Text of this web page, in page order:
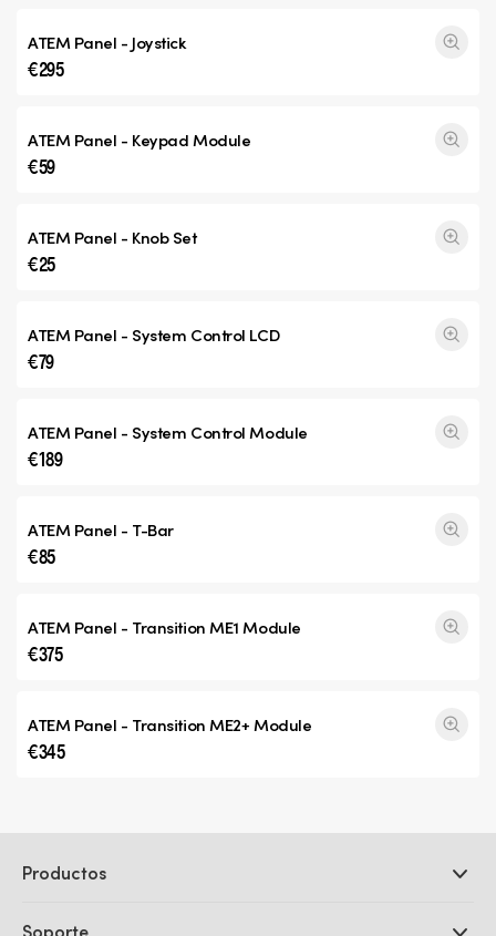
ATEM Panel - Joystick
€295
ATEM Panel - Keypad Module
€59
ATEM Panel - Knob Set
€25
ATEM Panel - System Control LCD
€79
ATEM Panel - System Control Module
€189
ATEM Panel - T-Bar
€85
ATEM Panel - Transition ME1Module
€375
ATEM Panel - Transition ME2+ Module
€345
Productos